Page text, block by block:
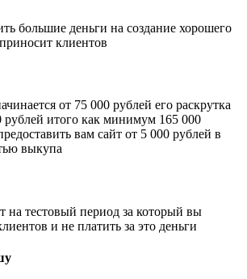
большие деньги на создание хорошего
клиентов
от 75 000 рублей его раскрутка
рублей итого как минимум 165 000
вам сайт от 5 000 рублей в
выкупа
на тестовый период за который вы
и не платить за это деньги